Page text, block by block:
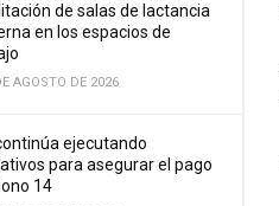
de salas de lactancia
en los espacios de
AGOSTO DE 2026
ejecutando
para asegurar el pago
14